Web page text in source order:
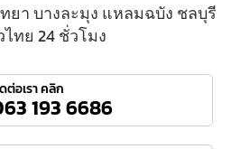
ยา บางละมุง แหลมฉบัง ชลบุรี
ทย 24 ชั่วโมง
ต่อเรา คลิก
193 6686